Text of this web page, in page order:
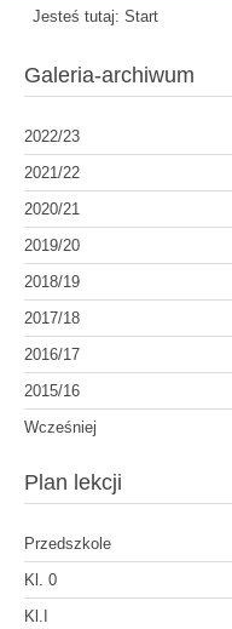
Jesteś tutaj: Start
Galeria-archiwum
2022/23
2021/22
2020/21
2019/20
2018/19
2017/18
2016/17
2015/16
Wcześniej
Plan lekcji
Przedszkole
Kl. 0
Kl.I